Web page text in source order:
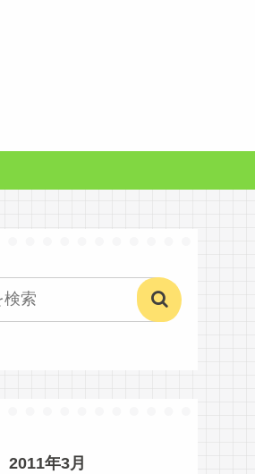
2011年3月